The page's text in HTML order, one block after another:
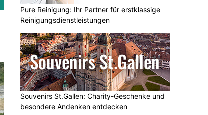
Pure Reinigung: Ihr Partner für erstklassige
Reinigungsdienstleistungen
Souvenirs St.Gallen: Charity-Geschenke und
besondere Andenken entdecken